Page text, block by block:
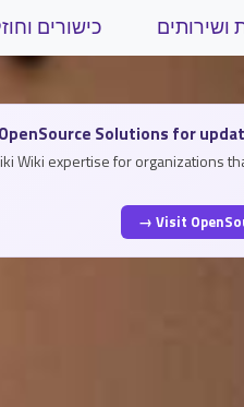
ושירותים כישורים
and
Solutions for
Wiki expertise for organizations
Visit